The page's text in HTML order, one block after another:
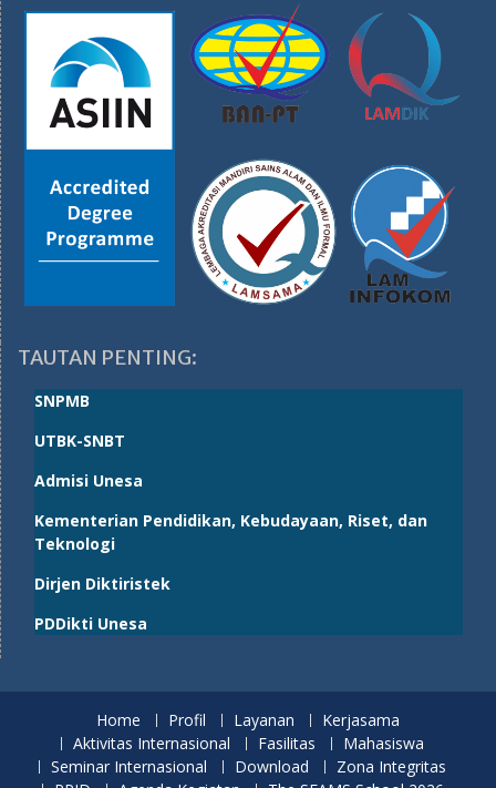
TAUTAN PENTING:
SNPMB
UTBK-SNBT
Admisi Unesa
Kementerian Pendidikan, Kebudayaan, Riset, dan
Teknologi
Dirjen Diktiristek
PDDikti Unesa
Home Profil Layanan
Kerjasama
Aktivitas Internasional
Fasilitas
Mahasiswa
Seminar Internasional
Download
Zona Integritas